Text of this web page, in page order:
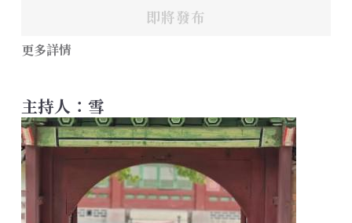
即將發布
更多詳情
主持人：雪